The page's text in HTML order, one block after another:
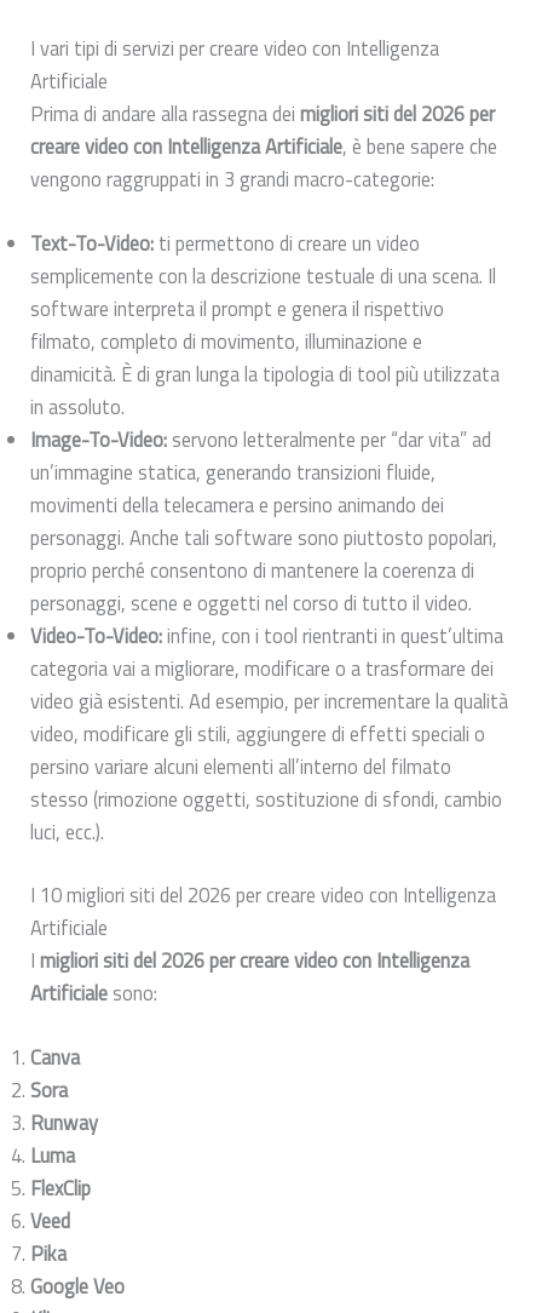
I vari tipi di servizi per creare video con Intelligenza
Artificiale
Prima di andare alla rassegna deimigliori siti del 2026 per
creare video con Intelligenza Artificiale, è bene sapere che
vengono raggruppati in 3 grandi macro-categorie:
Text-To-Video: ti permettono di creare un video
semplicemente con la descrizione testuale di una scena. Il
software interpreta il prompt e genera il rispettivo
filmato, completo di movimento, illuminazione e
dinamicità. È di gran lunga la tipologia di tool più utilizzata
in assoluto.
Image-To-Video: servono letteralmente per “dar vita” ad
un’immagine statica, generando transizioni fluide,
movimenti della telecamera e persino animando dei
personaggi. Anche tali software sono piuttosto popolari,
proprio perché consentono di mantenere la coerenza di
personaggi, scene e oggetti nel corso di tutto il video.
Video-To-Video:infine, con i tool rientranti in quest’ultima
categoria vai a migliorare, modificare o a trasformare dei
video già esistenti. Ad esempio, per incrementare la qualità
video, modificare gli stili, aggiungere di effetti speciali o
persino variare alcuni elementi all’interno del filmato
stesso (rimozione oggetti, sostituzione di sfondi, cambio
luci, ecc.).
I 10 migliori siti del 2026 per creare video con Intelligenza
Artificiale
Imigliori siti del 2026 per creare video con Intelligenza
Artificiale sono:
Canva
Sora
Runway
Luma
FlexClip
Veed
Pika
Google Veo